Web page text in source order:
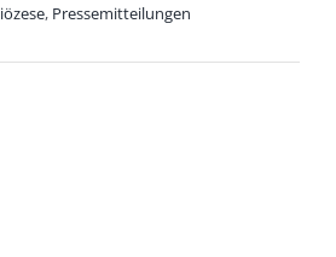
, Pressemitteilungen